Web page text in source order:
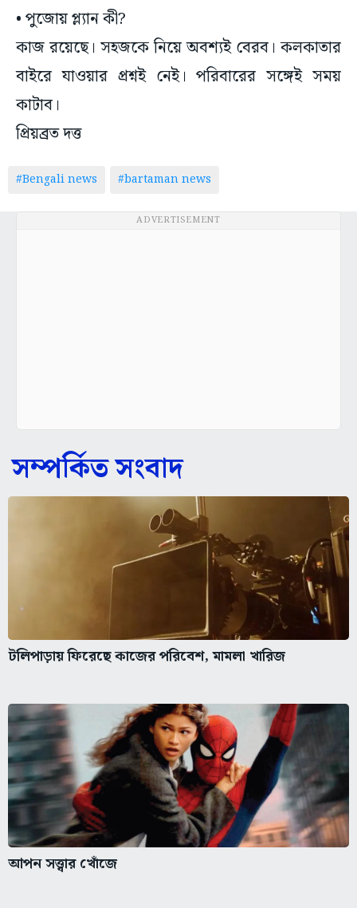
• পুজোয় প্ল্যান কী?
কাজ রয়েছে। সহজকে নিয়ে অবশ্যই বেরব। কলকাতার
বাইরে যাওয়ার প্রশ্নই নেই। পরিবারের সঙ্গেই সময়
কাটাব।
প্রিয়ব্রত দত্ত
#Bengali news #bartaman news
ADVERTISEMENT
সম্পর্কিত সংবাদ
টলিপাড়ায় ফিরেছে কাজের পরিবেশ, মামলা খারিজ
আপন সত্ত্বার খোঁজে